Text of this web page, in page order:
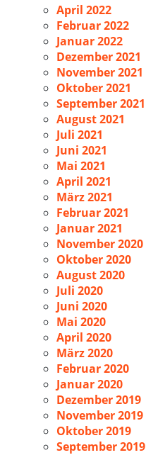
April 2022
Februar 2022
Januar 2022
Dezember 2021
November 2021
Oktober 2021
September 2021
August 2021
Juli 2021
Juni 2021
Mai 2021
April 2021
März 2021
Februar 2021
Januar 2021
November 2020
Oktober 2020
August 2020
Juli 2020
Juni 2020
Mai 2020
April 2020
März 2020
Februar 2020
Januar 2020
Dezember 2019
November 2019
Oktober 2019
September 2019